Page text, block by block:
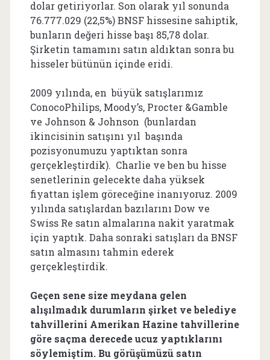
dolar getiriyorlar. Son olarak yıl sonunda
76.777.029 (22,5%) BNSF hissesine sahiptik,
bunların değeri hisse başı 85,78 dolar.
Şirketin tamamını satın aldıktan sonra bu
hisseler bütünün içinde eridi.
2009 yılında, en büyük satışlarımız
ConocoPhilips, Moody’s, Procter &Gamble
ve Johnson & Johnson (bunlardan
ikincisinin satışını yıl başında
pozisyonumuzu yaptıktan sonra
gerçekleştirdik). Charlie ve ben bu hisse
senetlerinin gelecekte daha yüksek
fiyattan işlem göreceğine inanıyoruz. 2009
yılında satışlardan bazılarını Dow ve
Swiss Re satın almalarına nakit yaratmak
için yaptık. Daha sonraki satışları da BNSF
satın almasını tahmin ederek
gerçekleştirdik.
Geçen sene size meydana gelen
alışılmadık durumların şirket ve belediye
tahvillerini Amerikan Hazine tahvillerine
göre saçma derecede ucuz yaptıklarını
söylemiştim. Bu görüşümüzü satın